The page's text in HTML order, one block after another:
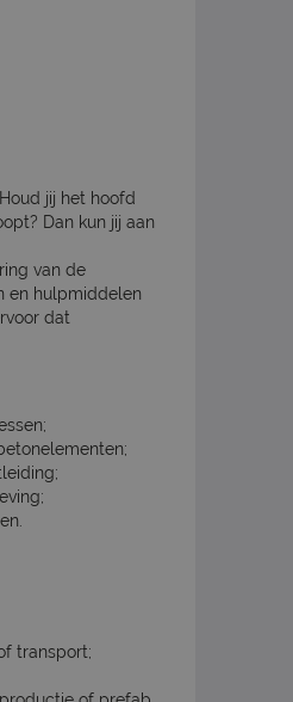
jij het hoofd
Dan kun jij aan
van de
en hulpmiddelen
dat
transport;